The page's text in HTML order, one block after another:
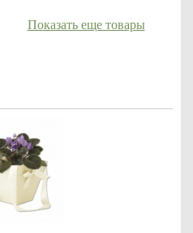
Показать еще товары